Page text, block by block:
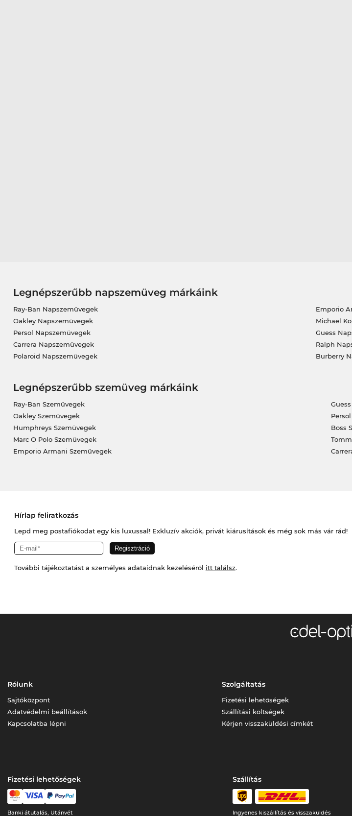
Legnépszerűbb napszemüveg márkáink
Ray-Ban Napszemüvegek
Oakley Napszemüvegek
Persol Napszemüvegek
Carrera Napszemüvegek
Polaroid Napszemüvegek
Emporio
Michael
Guess
Ralph
Burberry
Legnépszerűbb szemüveg márkáink
Ray-Ban Szemüvegek
Oakley Szemüvegek
Humphreys Szemüvegek
Marc O Polo Szemüvegek
Emporio Armani Szemüvegek
Boss
Hírlap feliratkozás
Lepd meg postafiókodat egy kis luxussal! Exkluzív akciók, privát kiárusítások és még sok más vár rád!
További tájékoztatást a személyes adataidnak kezeléséről itt találsz.
Rólunk
Sajtóközpont
Adatvédelmi beállítások
Kapcsolatba lépni
Szolgáltatás
Fizetési lehetőségek
Szállítási költségek
Kérjen visszaküldési címkét
Fizetési lehetőségek
Banki átutalás, Utánvét
Szállítás
Ingyenes kiszállítás és visszaküldés